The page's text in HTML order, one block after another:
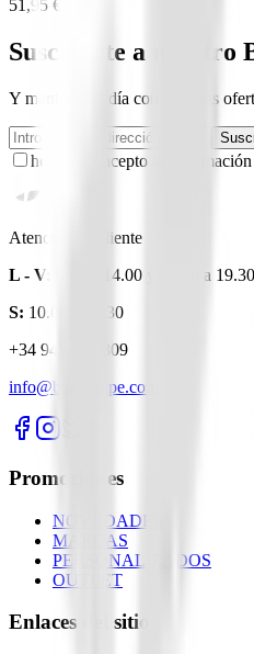
51,95 €
Suscríbete a nuestro
Y mantente al día con nuestras
he leído y acepto la información
Atención al Cliente
L - V:
9.00 a 14.00 y 16.00 a 19.30
S: 10.00 a 13.30
+34 945 281 809
info@buengolpe.com
Promociones
NOVEDADES
MARCAS
PERSONALIZADOS
OUTLET
Enlaces del sitio